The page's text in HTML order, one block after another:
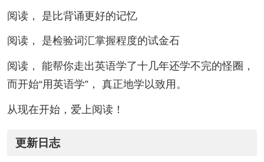
阅读， 是比背诵更好的记忆
阅读， 是检验词汇掌握程度的试金石
阅读， 能帮你走出英语学了十几年还学不完的怪圈，
而开始“用英语学”， 真正地学以致用。
从现在开始，爱上阅读！
更新日志